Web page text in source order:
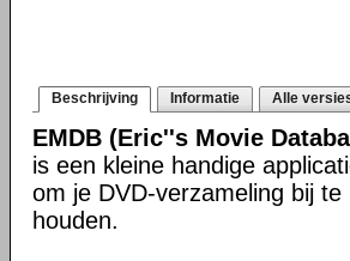
Beschrijving Informatie Alle
EMDB (Eric''s Movie
is een kleine handige
om je DVD-verzameling bij te
houden.